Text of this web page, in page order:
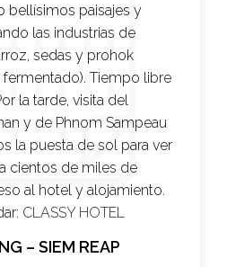
bellísimos paisajes y
las industrias de
sedas y prohok
Tiempo libre
la tarde, visita del
y de Phnom Sampeau
la puesta de sol para ver
cientos de miles de
al hotel y alojamiento.
CLASSY HOTEL
– SIEM REAP